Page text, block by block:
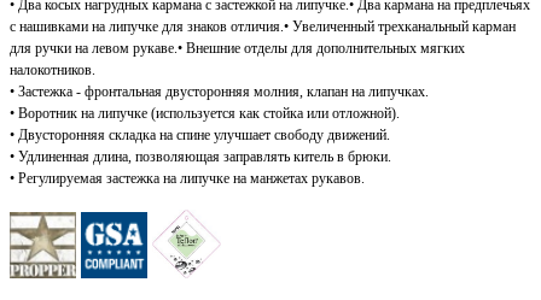
• Два косых нагрудных кармана с застежкой на липучке.• Два кармана на предплечьях
с нашивками на липучке для знаков отличия.• Увеличенный трехканальный карман
для ручки на левом рукаве.• Внешние отделы для дополнительных мягких
налокотников.
• Застежка - фронтальная двусторонняя молния, клапан на липучках.
• Воротник на липучке (используется как стойка или отложной).
• Двусторонняя складка на спине улучшает свободу движений.
• Удлиненная длина, позволяющая заправлять китель в брюки.
• Регулируемая застежка на липучке на манжетах рукавов.